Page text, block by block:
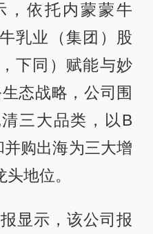
，依托内蒙蒙牛
乳业（集团）股
下同）赋能与妙
态战略，公司围
三大品类，以B
购出海为三大增
地位。
显示，该公司报